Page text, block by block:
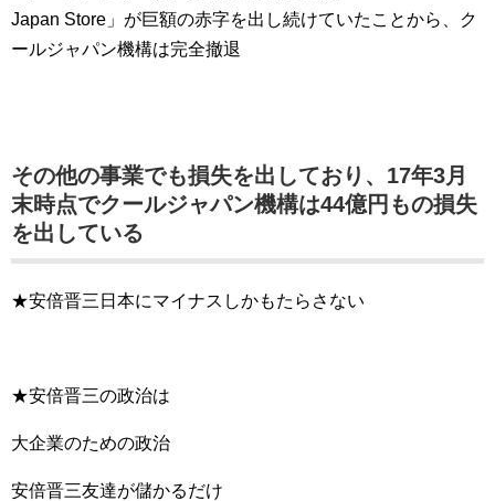
Japan Store」が巨額の赤字を出し続けていたことから、ク
ールジャパン機構は完全撤退
その他の事業でも損失を出しており、17年3月
末時点でクールジャパン機構は44億円もの損失
を出している
★安倍晋三日本にマイナスしかもたらさない
★安倍晋三の政治は
大企業のための政治
安倍晋三友達が儲かるだけ